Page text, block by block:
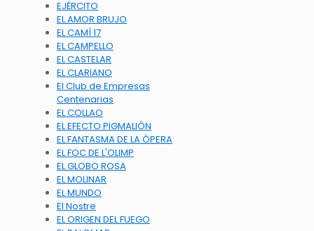
EJÉRCITO
EL AMOR BRUJO
EL CAMÍ 17
EL CAMPELLO
EL CASTELAR
EL CLARIANO
El Club de Empresas
Centenarias
EL COLLAO
EL EFECTO PIGMALIÓN
EL FANTASMA DE LA ÓPERA
EL FOC DE L'OLIMP
EL GLOBO ROSA
EL MOLINAR
EL MUNDO
El Nostre
EL ORIGEN DEL FUEGO